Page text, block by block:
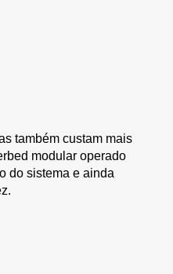
também custam mais
modular operado
do sistema e ainda